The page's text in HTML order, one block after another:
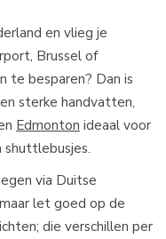
en vlieg je
Brussel of
te besparen? Dan is
sterke handvatten,
Edmonton ideaal voor
via Duitse
let goed op de
die verschillen per